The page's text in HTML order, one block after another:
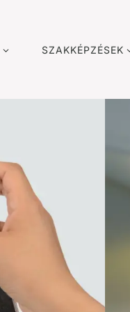
SZAKKÉPZÉSEK